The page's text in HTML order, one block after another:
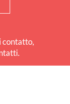
contatto,